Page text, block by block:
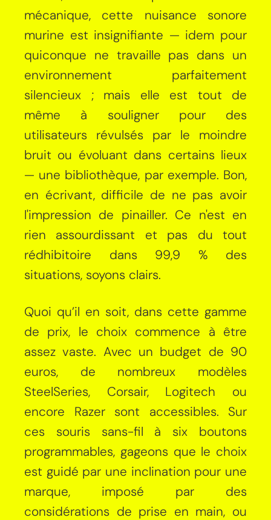
mécanique, cette nuisance sonore
murine est insignifiante — idem pour
quiconque ne travaille pas dans un
environnement parfaitement
silencieux ; mais elle est tout de
même à souligner pour des
utilisateurs révulsés par le moindre
bruit ou évoluant dans certains lieux
— une bibliothèque, par exemple. Bon,
en écrivant, difficile de ne pas avoir
l'impression de pinailler. Ce n'est en
rien assourdissant et pas du tout
rédhibitoire dans 99,9 % des
situations, soyons clairs.
Quoi qu’il en soit, dans cette gamme
de prix, le choix commence à être
assez vaste. Avec un budget de 90
euros, de nombreux modèles
SteelSeries, Corsair, Logitech ou
encore Razer sont accessibles. Sur
ces souris sans-fil à six boutons
programmables, gageons que le choix
est guidé par une inclination pour une
marque, imposé par des
considérations de prise en main, ou